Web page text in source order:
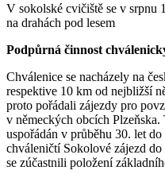
V sokolské cvičiště se v srpnu
na drahách pod lesem
Podpůrná činnost
Chválenice se nacházely na
respektive 10 km od nejbližší
proto pořádali zájezdy pro
v německých obcích
uspořádán v průběhu 30. let
chváleničtí Sokolové zájezd
se zúčastnili položení